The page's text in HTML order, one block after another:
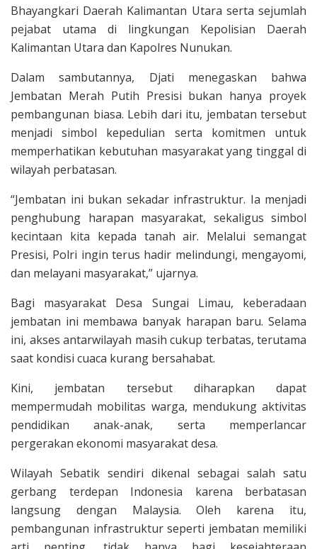
Bhayangkari Daerah Kalimantan Utara serta sejumlah
pejabat utama di lingkungan Kepolisian Daerah
Kalimantan Utara dan Kapolres Nunukan.
Dalam sambutannya, Djati menegaskan bahwa
Jembatan Merah Putih Presisi bukan hanya proyek
pembangunan biasa. Lebih dari itu, jembatan tersebut
menjadi simbol kepedulian serta komitmen untuk
memperhatikan kebutuhan masyarakat yang tinggal di
wilayah perbatasan.
“Jembatan ini bukan sekadar infrastruktur. Ia menjadi
penghubung harapan masyarakat, sekaligus simbol
kecintaan kita kepada tanah air. Melalui semangat
Presisi, Polri ingin terus hadir melindungi, mengayomi,
dan melayani masyarakat,” ujarnya.
Bagi masyarakat Desa Sungai Limau, keberadaan
jembatan ini membawa banyak harapan baru. Selama
ini, akses antarwilayah masih cukup terbatas, terutama
saat kondisi cuaca kurang bersahabat.
Kini, jembatan tersebut diharapkan dapat
mempermudah mobilitas warga, mendukung aktivitas
pendidikan anak-anak, serta memperlancar
pergerakan ekonomi masyarakat desa.
Wilayah Sebatik sendiri dikenal sebagai salah satu
gerbang terdepan Indonesia karena berbatasan
langsung dengan Malaysia. Oleh karena itu,
pembangunan infrastruktur seperti jembatan memiliki